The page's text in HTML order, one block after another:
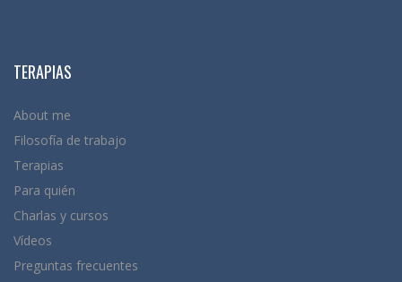
TERAPIAS
About me
Filosofía de trabajo
Terapias
Para quién
Charlas y cursos
Vídeos
Preguntas frecuentes